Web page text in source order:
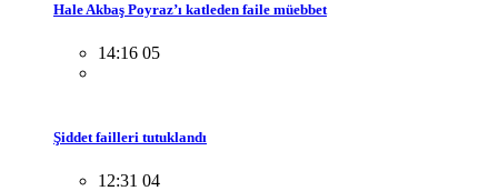
Hale Akbaş Poyraz’ı katleden faile müebbet
14:16 05
Şiddet failleri tutuklandı
12:31 04